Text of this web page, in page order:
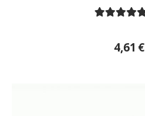
4,61 €